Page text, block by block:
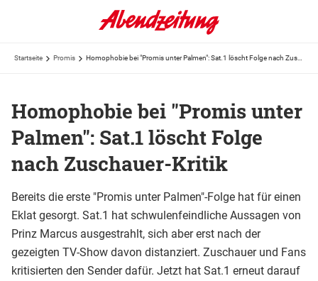
Startseite Promis
Homophobie bei "Promis unter
Palmen": Sat.1 löscht Folge
nach Zuschauer-Kritik
Bereits die erste "Promis unter Palmen"-Folge hat für einen
Eklat gesorgt. Sat.1 hat schwulenfeindliche Aussagen von
Prinz Marcus ausgestrahlt, sich aber erst nach der
gezeigten TV-Show davon distanziert. Zuschauer und Fans
kritisierten den Sender dafür. Jetzt hat Sat.1 erneut darauf